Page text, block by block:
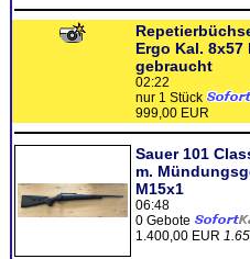
Ergo Kal. 8x57
gebraucht
02:22
nur 1 Stück
999,00 EUR
Sauer 101
m.
M15x1
06:48
0 Gebote
1.400,00 EUR